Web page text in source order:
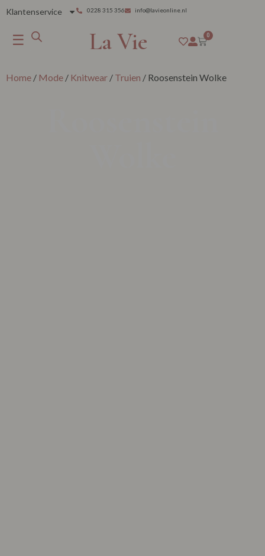
Klantenservice 0228 315 356 info@lavieonline.nl
☰ La Vie 0
Home / Mode / Knitwear / Truien / Roosenstein Wolke